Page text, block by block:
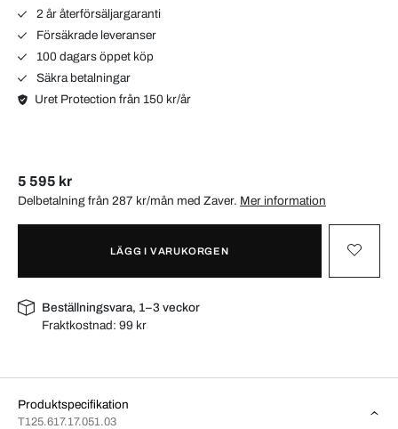
2 år återförsäljargaranti
Försäkrade leveranser
100 dagars öppet köp
Säkra betalningar
Uret Protection från 150 kr/år
5 595 kr
Delbetalning från 287 kr/mån med Zaver. Mer information
LÄGG I VARUKORGEN
Beställningsvara, 1–3 veckor
Fraktkostnad:99 kr
Produktspecifikation
T125.617.17.051.03